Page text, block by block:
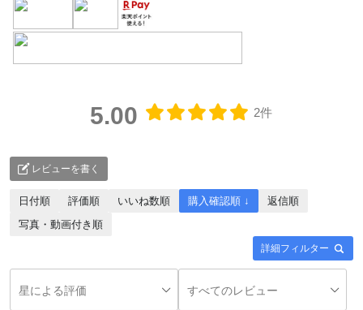
5.00 2件
レビューを書く
詳細フィルター
日付順 評価順 いいね数順 購入確認順 ↓
返信順
写真・動画付き順
利用条件：3,000円以上のお買い物でご利用いただけます
クーポンのご利用方法はこちら >>